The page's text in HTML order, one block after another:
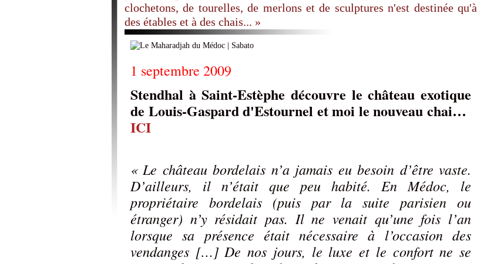
clochetons, de tourelles, de merlons et de sculptures n'est destinée qu'à
des étables et à des chais... »
1 septembre 2009
Stendhal à Saint-Estèphe découvre le château exotique
de Louis-Gaspard d'Estournel et moi le nouveau chai…
ICI
« Le château bordelais n’a jamais eu besoin d’être vaste.
D’ailleurs, il n’était que peu habité. En Médoc, le
propriétaire bordelais (puis par la suite parisien ou
étranger) n’y résidait pas. Il ne venait qu’une fois l’an
lorsque sa présence était nécessaire à l’occasion des
vendanges […] De nos jours, le luxe et le confort ne se